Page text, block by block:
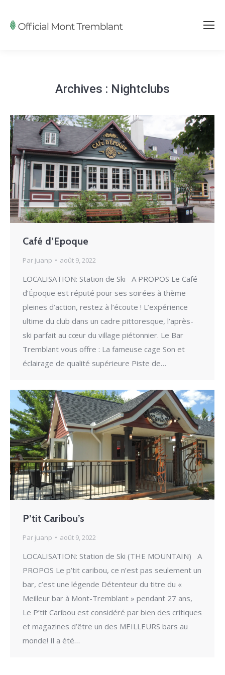
Archives : Nightclubs
Café d’Epoque
Par juanp août 9, 2022
LOCALISATION: Station de Ski A PROPOS Le Café
d’Époque est réputé pour ses soirées à thème
pleines d’action, restez à l’écoute ! L’expérience
ultime du club dans un cadre pittoresque, l’après-
ski parfait au cœur du village piétonnier. Le Bar
Tremblant vous offre : La fameuse cage Son et
éclairage de qualité supérieure Piste de…
P’tit Caribou’s
Par juanp août 9, 2022
LOCALISATION: Station de Ski (THE MOUNTAIN) A
PROPOS Le p’tit caribou, ce n’est pas seulement un
bar, c’est une légende Détenteur du titre du «
Meilleur bar à Mont-Tremblant » pendant 27 ans,
Le P’tit Caribou est considéré par bien des critiques
et magazines d’être un des MEILLEURS bars au
monde! Il a été…